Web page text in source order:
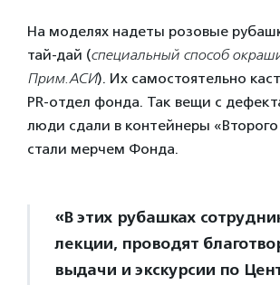
На моделях надеты розовые
тай-дай (специальный способ
Прим.АСИ). Их самостоятельно
PR-отдел фонда. Так вещи с
люди сдали в контейнеры
стали мерчем Фонда.
«В этих рубашках
лекции, проводят
выдачи и экскурсии по